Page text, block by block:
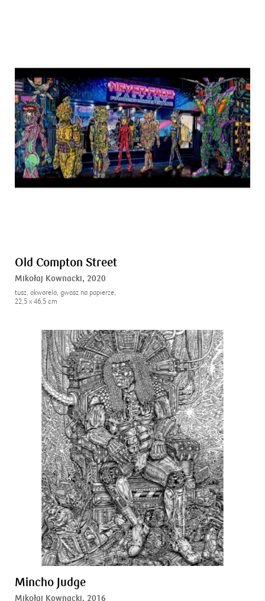
Old Compton Street
Mikołaj Kownacki, 2020
tusz, akwarela, gwasz na papierze,
22,5 x 46,5 cm
Mincho Judge
Mikołaj Kownacki, 2016